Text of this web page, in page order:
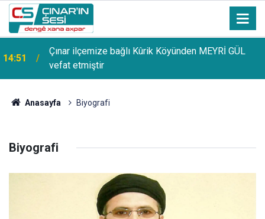
14:51
Çınar ilçemize bağlı Kûrik Köyünden MEYRİ GÜL
vefat etmiştir
Anasayfa Biyografi
Biyografi